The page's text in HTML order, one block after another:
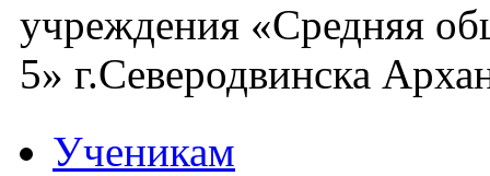
учреждения «Средняя
5» г.Северодвинска
Ученикам